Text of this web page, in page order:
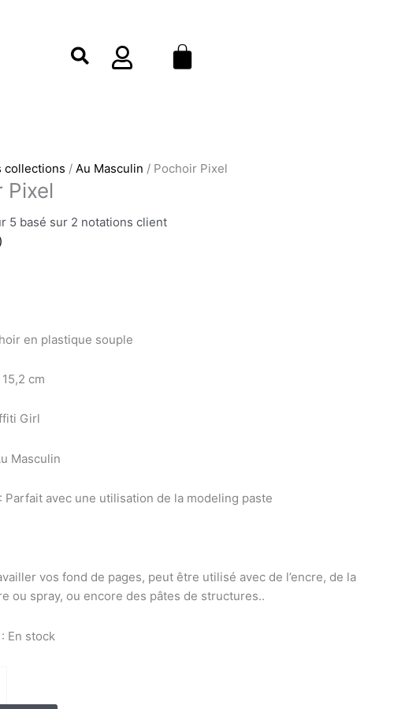
Panier
collections / Au Masculin / Pochoir Pixel
Pixel
5 basé sur 2 notations client
en plastique souple
cm
Girl
Masculin
: Parfait avec une utilisation de la modeling paste
vos fond de pages, peut être utilisé avec de l’encre, de la
ou spray, ou encore des pâtes de structures..
En stock